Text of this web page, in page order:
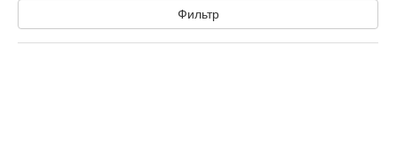
Фильтр